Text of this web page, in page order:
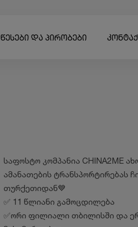
წესები და პირობები
საფოსტო კომპანია CHINA2ME
ამანათების ტრანსპორტირებას
თურქეთიდან💙
✅ 11 წლიანი გამოცდილება
✅ორი ფილიალი თბილისში და